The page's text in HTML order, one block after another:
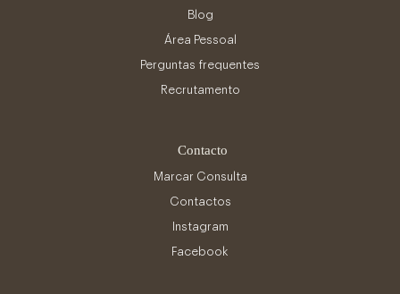
Blog
Área Pessoal
Perguntas frequentes
Recrutamento
Contacto
Marcar Consulta
Contactos
Instagram
Facebook